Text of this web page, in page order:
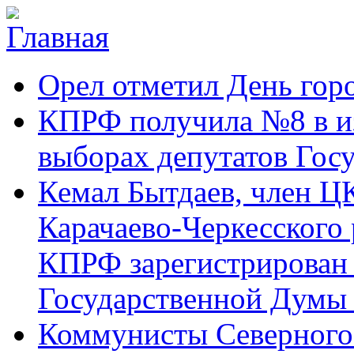
Перейти к основному содержанию
Карачаево-
Черкесское
республиканское
отделение
Коммунистической
партии Российской
Федерации
аргументы,
фактыОрел отметил День
КПРФ получила №8 в
выборах депутатов
Кемал Бытдаев, член
Карачаево-
КПРФ
Государственной
Коммунисты Северного